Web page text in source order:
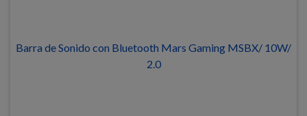
Barra de Sonido con Bluetooth Mars Gaming MSBX/ 10W/
2.0